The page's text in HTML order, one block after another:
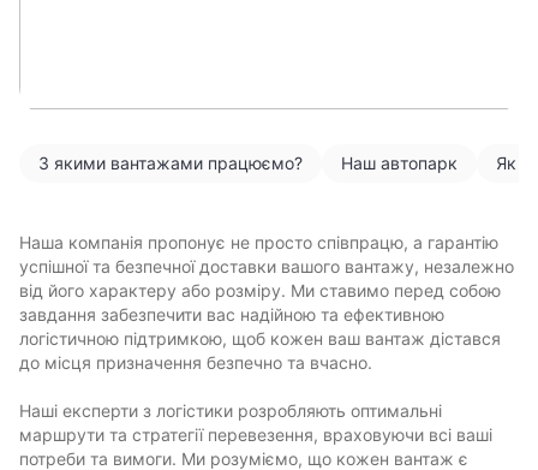
З якими вантажами працюємо? Наш автопарк Як
Наша компанія пропонує не просто співпрацю, а гарантію
успішної та безпечної доставки вашого вантажу, незалежно
від його характеру або розміру. Ми ставимо перед собою
завдання забезпечити вас надійною та ефективною
логістичною підтримкою, щоб кожен ваш вантаж дістався
до місця призначення безпечно та вчасно.
Наші експерти з логістики розробляють оптимальні
маршрути та стратегії перевезення, враховуючи всі ваші
потреби та вимоги. Ми розуміємо, що кожен вантаж є